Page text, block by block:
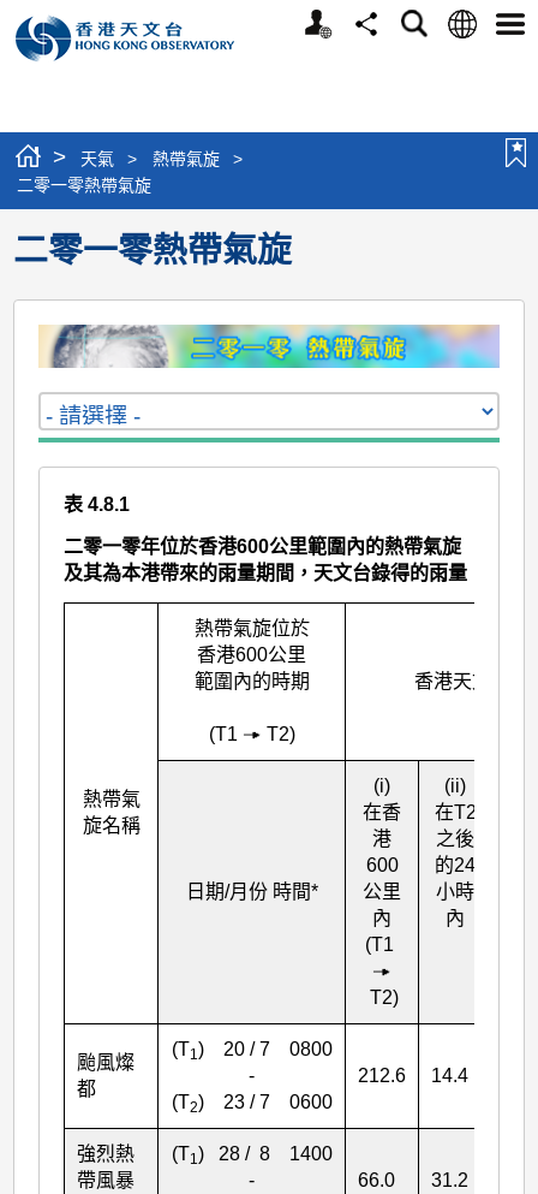
個
分
搜
語
選
> 天氣 > 熱帶氣旋
>
二零一零熱帶氣旋
二零一零熱帶氣旋
表 4.8.1
二零一零年位於香港600公里範圍內的熱帶氣旋
及其為本港帶來的雨量期間，天文台錄得的雨量
熱帶氣
旋名稱
熱帶氣旋位於
香港600公里
範圍內的時期
(T1 T2)
香港天文台錄
日期/月份 時間*
(i)
在香
港
600
公里
內
(T1
T2)
(ii)
在T2
之後
的24
小時
內
颱風燦
都
(T1 ) 20 / 7 0800
-
(T2) 23 / 7 0600
212.6 14.4
強烈熱
帶風暴
(T1 ) 28 / 8 1400
-
66.0 31.2